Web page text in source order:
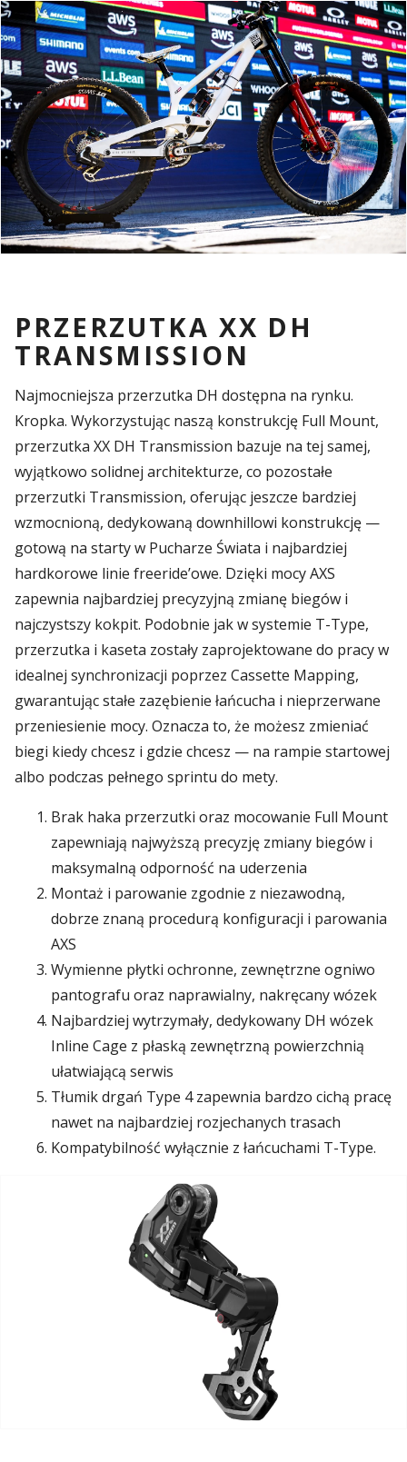
PRZERZUTKA XX DH
TRANSMISSION
Najmocniejsza przerzutka DH dostępna na rynku.
Kropka. Wykorzystując naszą konstrukcję Full Mount,
przerzutka XX DH Transmission bazuje na tej samej,
wyjątkowo solidnej architekturze, co pozostałe
przerzutki Transmission, oferując jeszcze bardziej
wzmocnioną, dedykowaną downhillowi konstrukcję —
gotową na starty w Pucharze Świata i najbardziej
hardkorowe linie freeride’owe. Dzięki mocy AXS
zapewnia najbardziej precyzyjną zmianę biegów i
najczystszy kokpit. Podobnie jak w systemie T-Type,
przerzutka i kaseta zostały zaprojektowane do pracy w
idealnej synchronizacji poprzez Cassette Mapping,
gwarantując stałe zazębienie łańcucha i nieprzerwane
przeniesienie mocy. Oznacza to, że możesz zmieniać
biegi kiedy chcesz i gdzie chcesz — na rampie startowej
albo podczas pełnego sprintu do mety.
Brak haka przerzutki oraz mocowanie Full Mount
zapewniają najwyższą precyzję zmiany biegów i
maksymalną odporność na uderzenia
Montaż i parowanie zgodnie z niezawodną,
dobrze znaną procedurą konfiguracji i parowania
AXS
Wymienne płytki ochronne, zewnętrzne ogniwo
pantografu oraz naprawialny, nakręcany wózek
Najbardziej wytrzymały, dedykowany DH wózek
Inline Cage z płaską zewnętrzną powierzchnią
ułatwiającą serwis
Tłumik drgań Type 4 zapewnia bardzo cichą pracę
nawet na najbardziej rozjechanych trasach
Kompatybilność wyłącznie z łańcuchami T-Type.